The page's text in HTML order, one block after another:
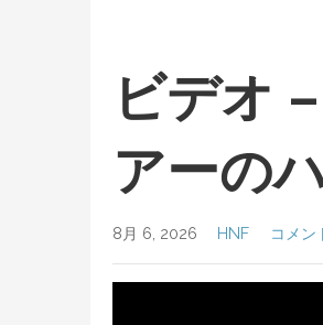
ビデオ
アーの
8月 6, 2026 HNF コメン